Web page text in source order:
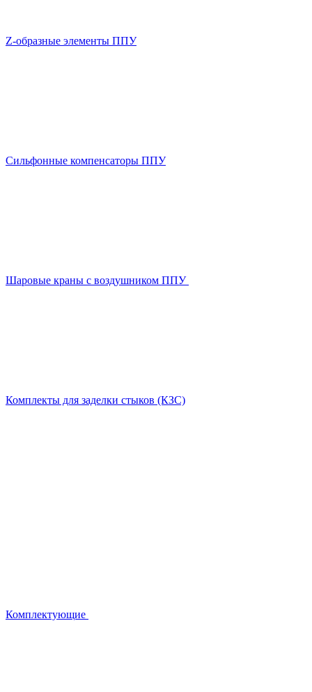
Z-образные элементы ППУ
Сильфонные компенсаторы ППУ
Шаровые краны с воздушником ППУ
Комплекты для заделки стыков (КЗС)
Комплектующие